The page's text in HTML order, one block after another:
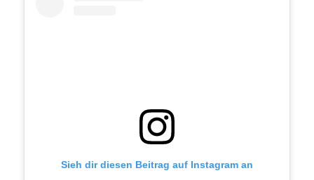
Sieh dir diesen Beitrag auf Instagram an